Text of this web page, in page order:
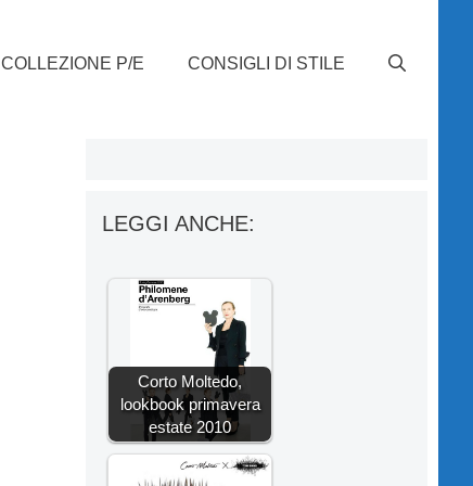
COLLEZIONE P/E CONSIGLI DI STILE
LEGGI ANCHE:
Corto Moltedo,
lookbook primavera
estate 2010